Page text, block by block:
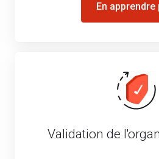
En apprendre
Validation de